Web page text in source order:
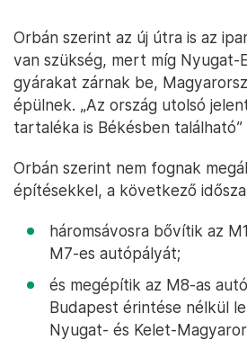
Orbán szerint az új útra is az
van szükség, mert míg Nyugat-
gyárakat zárnak be,
épülnek. „Az ország utolsó
tartaléka is Békésben
Orbán szerint nem fognak
építésekkel, a következő
háromsávosra bővítik az
M7-es autópályát;
és megépítik az M8-as
Budapest érintése nélkül
Nyugat- és Kelet-